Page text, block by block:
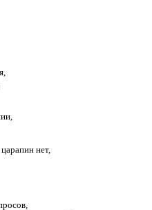
нет,